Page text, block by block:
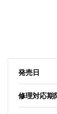
発売日
修理対応期